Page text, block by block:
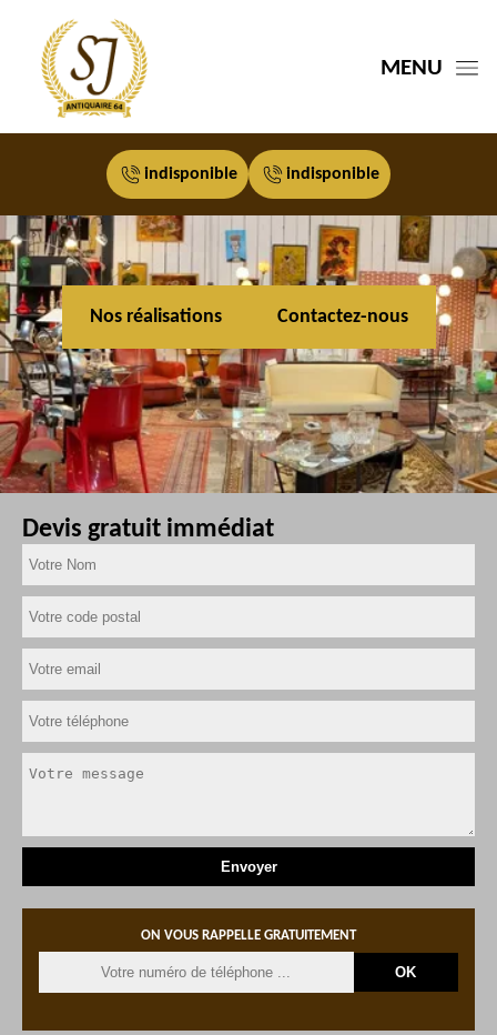
MENU
indisponible indisponible
Nos réalisations Contactez-nous
Devis gratuit immédiat
ON VOUS RAPPELLE GRATUITEMENT